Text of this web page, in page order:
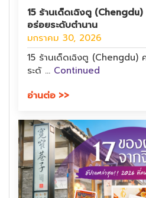
15 ร้านเด็ดเฉิงตู
อร่อยระดับตำนาน
มกราคม 30, 2026
15 ร้านเด็ดเฉิงตู
ระดั … Continued
อ่านต่อ >>